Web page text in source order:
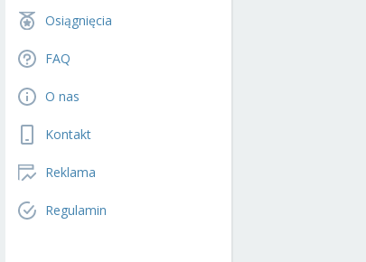
Osiągnięcia
FAQ
O nas
Kontakt
Reklama
Regulamin